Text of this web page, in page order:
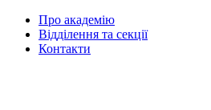
Про академію
Відділення та секції
Контакти